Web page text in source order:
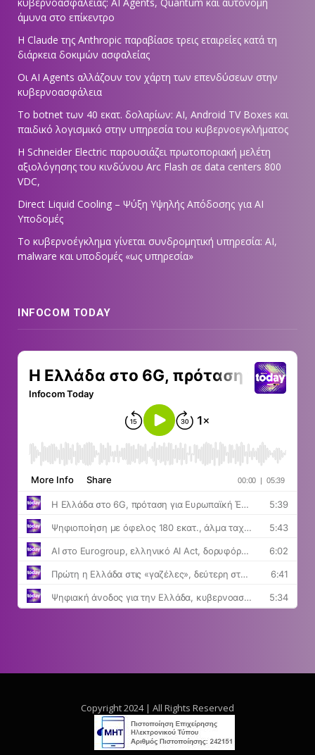
κυβερνοασφάλειας: AI Agents, Quantum και αυτόνομη
άμυνα στο επίκεντρο
Η Claude της Anthropic παραβίασε τρεις εταιρείες κατά τη
διάρκεια δοκιμών ασφαλείας
Οι AI Agents αλλάζουν τον χάρτη των επενδύσεων στην
κυβερνοασφάλεια
Το botnet των 40 εκατ. δολαρίων: AI, Android TV Boxes και
παιδικό λογισμικό στην υπηρεσία του κυβερνοεγκλήματος
Η Schneider Electric παρουσιάζει πρωτοποριακή μελέτη
αξιολόγησης του κινδύνου Arc Flash σε data centers 800
VDC,
Direct Liquid Cooling – Ψύξη Υψηλής Απόδοσης για AI
Υποδομές
Το κυβερνοέγκλημα γίνεται συνδρομητική υπηρεσία: AI,
malware και υποδομές «ως υπηρεσία»
INFOCOM TODAY
Copyright 2024 | All Rights Reserved